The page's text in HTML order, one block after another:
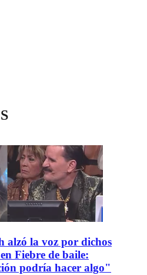
alzó la voz por dichos
Fiebre de baile:
podría hacer algo"